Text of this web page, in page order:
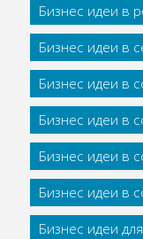
Бизнес идеи в
Бизнес идеи в
Бизнес идеи в
Бизнес идеи в
Бизнес идеи в
Бизнес идеи в
Бизнес идеи